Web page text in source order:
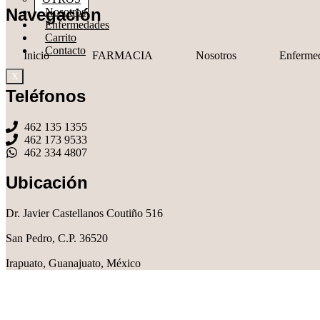
Nosotros
Enfermedades
Carrito
Contacto
X
Navegación
Inicio FARMACIA Nosotros
Teléfonos
462 135 1355
462 173 9533
462 334 4807
Ubicación
Dr. Javier Castellanos Coutiño 516
San Pedro, C.P. 36520
Irapuato, Guanajuato, México